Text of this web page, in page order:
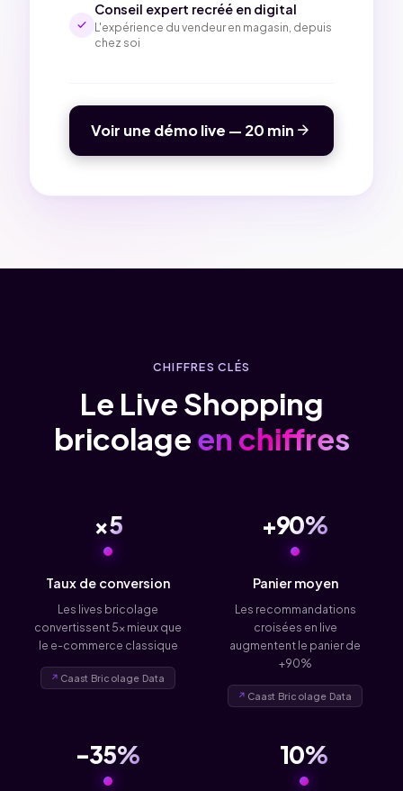
check
Conseil expert recréé en digital
L'expérience du vendeur en magasin, depuis
chez soi
Voir une démo live — 20 min arrow_forward
CHIFFRES CLÉS
Le Live Shopping
bricolageen chiffres
×5
Taux de conversion
Les lives bricolage
convertissent 5x mieux que
le e-commerce classique
Caast Bricolage Data
+90%
Panier moyen
Les recommandations
croisées en live
augmentent le panier de
+90%
Caast Bricolage Data
-35% 10%